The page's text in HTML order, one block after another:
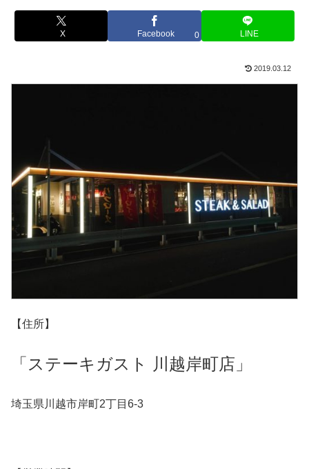
X Facebook 0 LINE
2019.03.12
【住所】
「ステーキガスト 川越岸町店」
埼玉県川越市岸町2丁目6-3